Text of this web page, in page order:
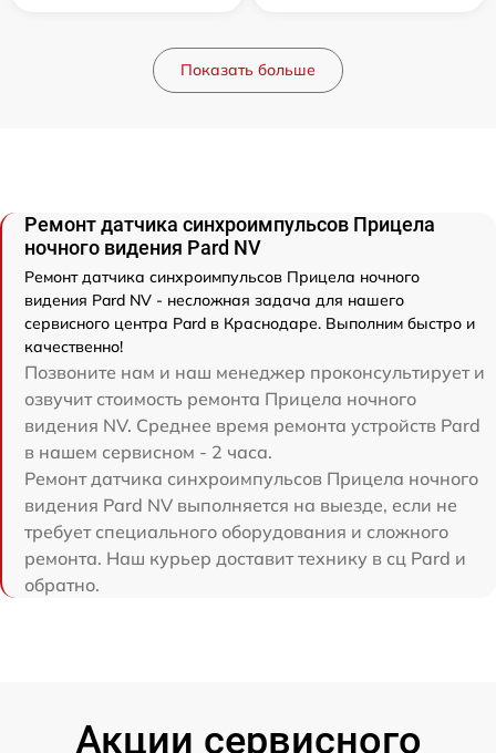
Показать больше
Ремонт датчика синхроимпульсов Прицела
ночного видения Pard NV
Ремонт датчика синхроимпульсов Прицела ночного
видения Pard NV - несложная задача для нашего
сервисного центра Pard в Краснодаре. Выполним быстро и
качественно!
Позвоните нам и наш менеджер проконсультирует и
озвучит стоимость ремонта Прицела ночного
видения NV. Среднее время ремонта устройств Pard
в нашем сервисном - 2 часа.
Ремонт датчика синхроимпульсов Прицела ночного
видения Pard NV выполняется на выезде, если не
требует специального оборудования и сложного
ремонта. Наш курьер доставит технику в сц Pard и
обратно.
Акции сервисного